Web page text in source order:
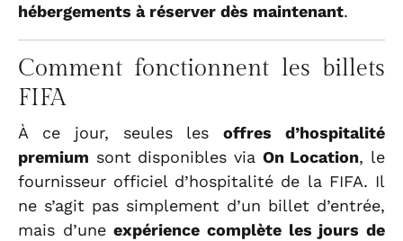
hébergements à réserver dès maintenant.
Comment fonctionnent les billets
FIFA
À ce jour, seules lesoffres d’hospitalité
premium sont disponibles via On Location, le
fournisseur officiel d’hospitalité de la FIFA. Il
ne s’agit pas simplement d’un billet d’entrée,
mais d’uneexpérience complète les jours de